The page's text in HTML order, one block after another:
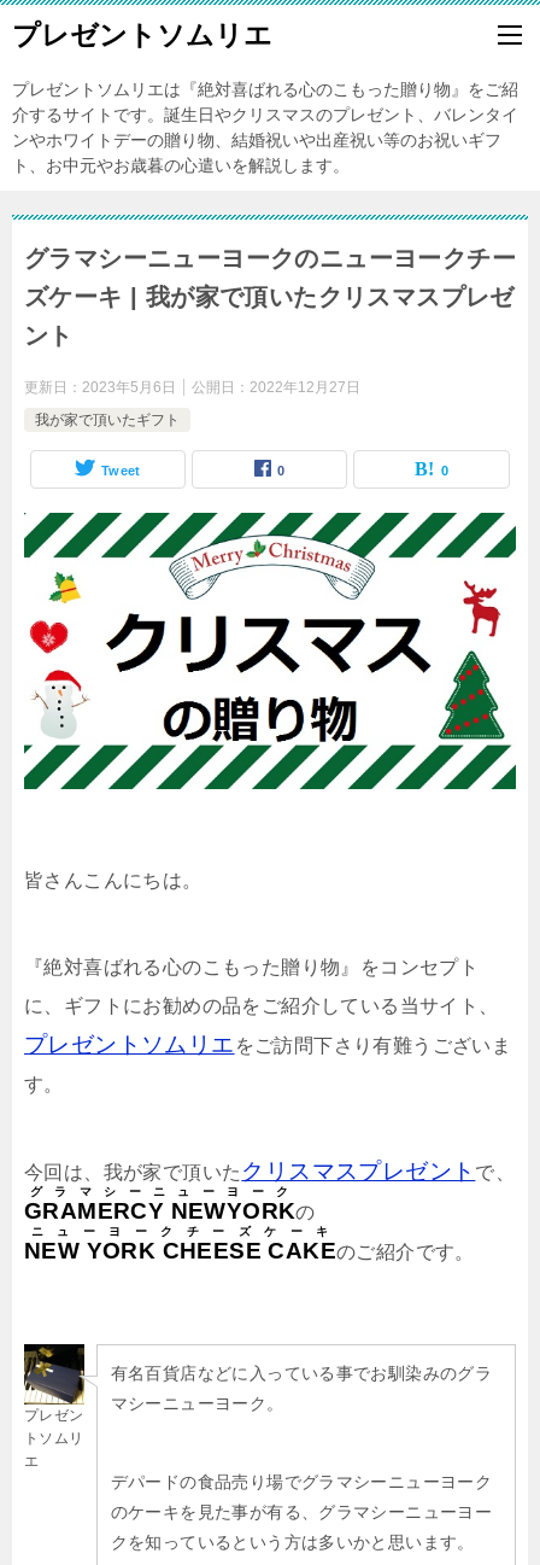
プレゼントソムリエ
プレゼントソムリエは『絶対喜ばれる心のこもった贈り物』をご紹
介するサイトです。誕生日やクリスマスのプレゼント、バレンタイ
ンやホワイトデーの贈り物、結婚祝いや出産祝い等のお祝いギフ
ト、お中元やお歳暮の心遣いを解説します。
グラマシーニューヨークのニューヨークチー
ズケーキ | 我が家で頂いたクリスマスプレゼ
ント
更新日： 2023年5月6日 公開日： 2022年12月27日
我が家で頂いたギフト
Tweet 0 0
皆さんこんにちは。
『絶対喜ばれる心のこもった贈り物』をコンセプト
に、ギフトにお勧めの品をご紹介している当サイト、
プレゼントソムリエ をご訪問下さり有難うございま
す。
今回は、我が家で頂いた クリスマスプレゼント で、
GRAMERCY NEWYORK
グラマシーニューヨーク
の
NEW YORK CHEESE CAKE
ニューヨークチーズケーキ
のご紹介です。
プレゼン
トソムリ
エ
有名百貨店などに入っている事でお馴染みのグラ
マシーニューヨーク。
デパードの食品売り場でグラマシーニューヨーク
のケーキを見た事が有る、グラマシーニューヨー
クを知っているという方は多いかと思います。